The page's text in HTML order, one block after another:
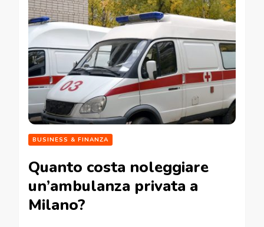
BUSINESS & FINANZA
Quanto costa noleggiare
un’ambulanza privata a
Milano?